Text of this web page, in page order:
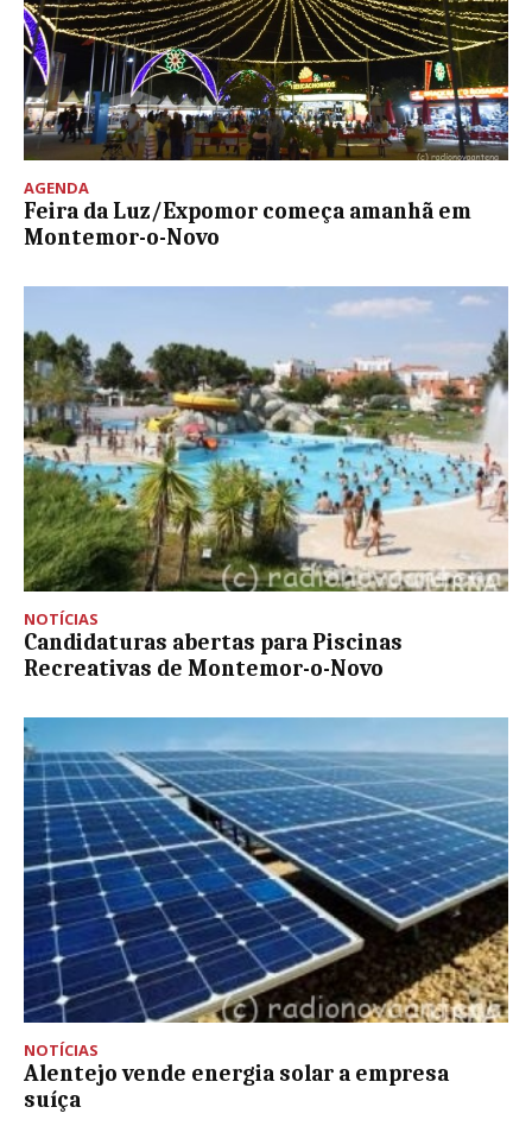
AGENDA
Feira da Luz/Expomor começa amanhã em
Montemor-o-Novo
NOTÍCIAS
Candidaturas abertas para Piscinas
Recreativas de Montemor-o-Novo
NOTÍCIAS
Alentejo vende energia solar a empresa
suíça